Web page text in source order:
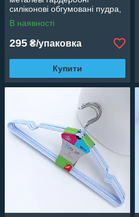
силіконові обгумовані пудра,
40 см, 10 шт
В наявності
295 ₴/упаковка
Купити